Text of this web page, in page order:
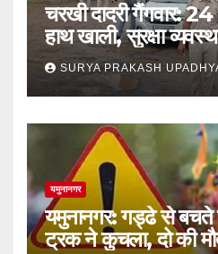
चरखी दादरी गैंगवार:
हाथ खाली, सुरक्षा
SURYA PRAKASH
यमुनानगर
यमुनानगर: गड्ढे से बचते
ट्रक ने कुचला, दो की